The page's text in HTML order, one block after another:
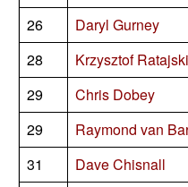
26
Daryl Gurney
28
Krzysztof Ratajski
29
Chris Dobey
29
Raymond van
31
Dave Chisnall